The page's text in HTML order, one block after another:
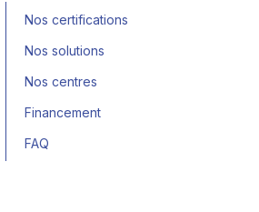
Nos certifications
Nos solutions
Nos centres
Financement
FAQ